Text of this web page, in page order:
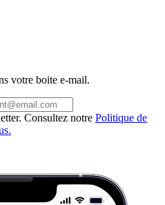
votre boite e-mail.
Consultez notre Politique de